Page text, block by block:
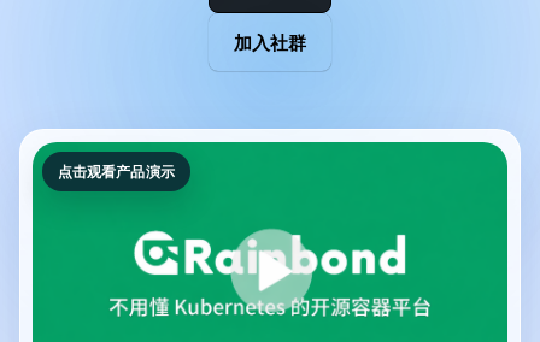
加入社群
点击观看产品演示